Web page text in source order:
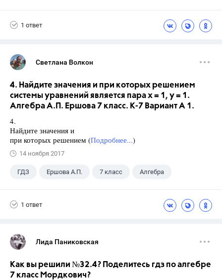
1 ответ
Светлана Волкон
4. Найдите значения и при которых решением
системы уравнений является пара х = 1, у = 1.
Алгебра А.П. Ершова 7 класс. К-7 Вариант А 1.
4.
Найдите значения и
при которых решением (Подробнее...)
14 ноября 2017
ГДЗ Ершова А.П. 7 класс Алгебра
1 ответ
Лида Паниковская
Как вы решили №32.4? Поделитесь гдз по алгебре
7 класс Мордкович?